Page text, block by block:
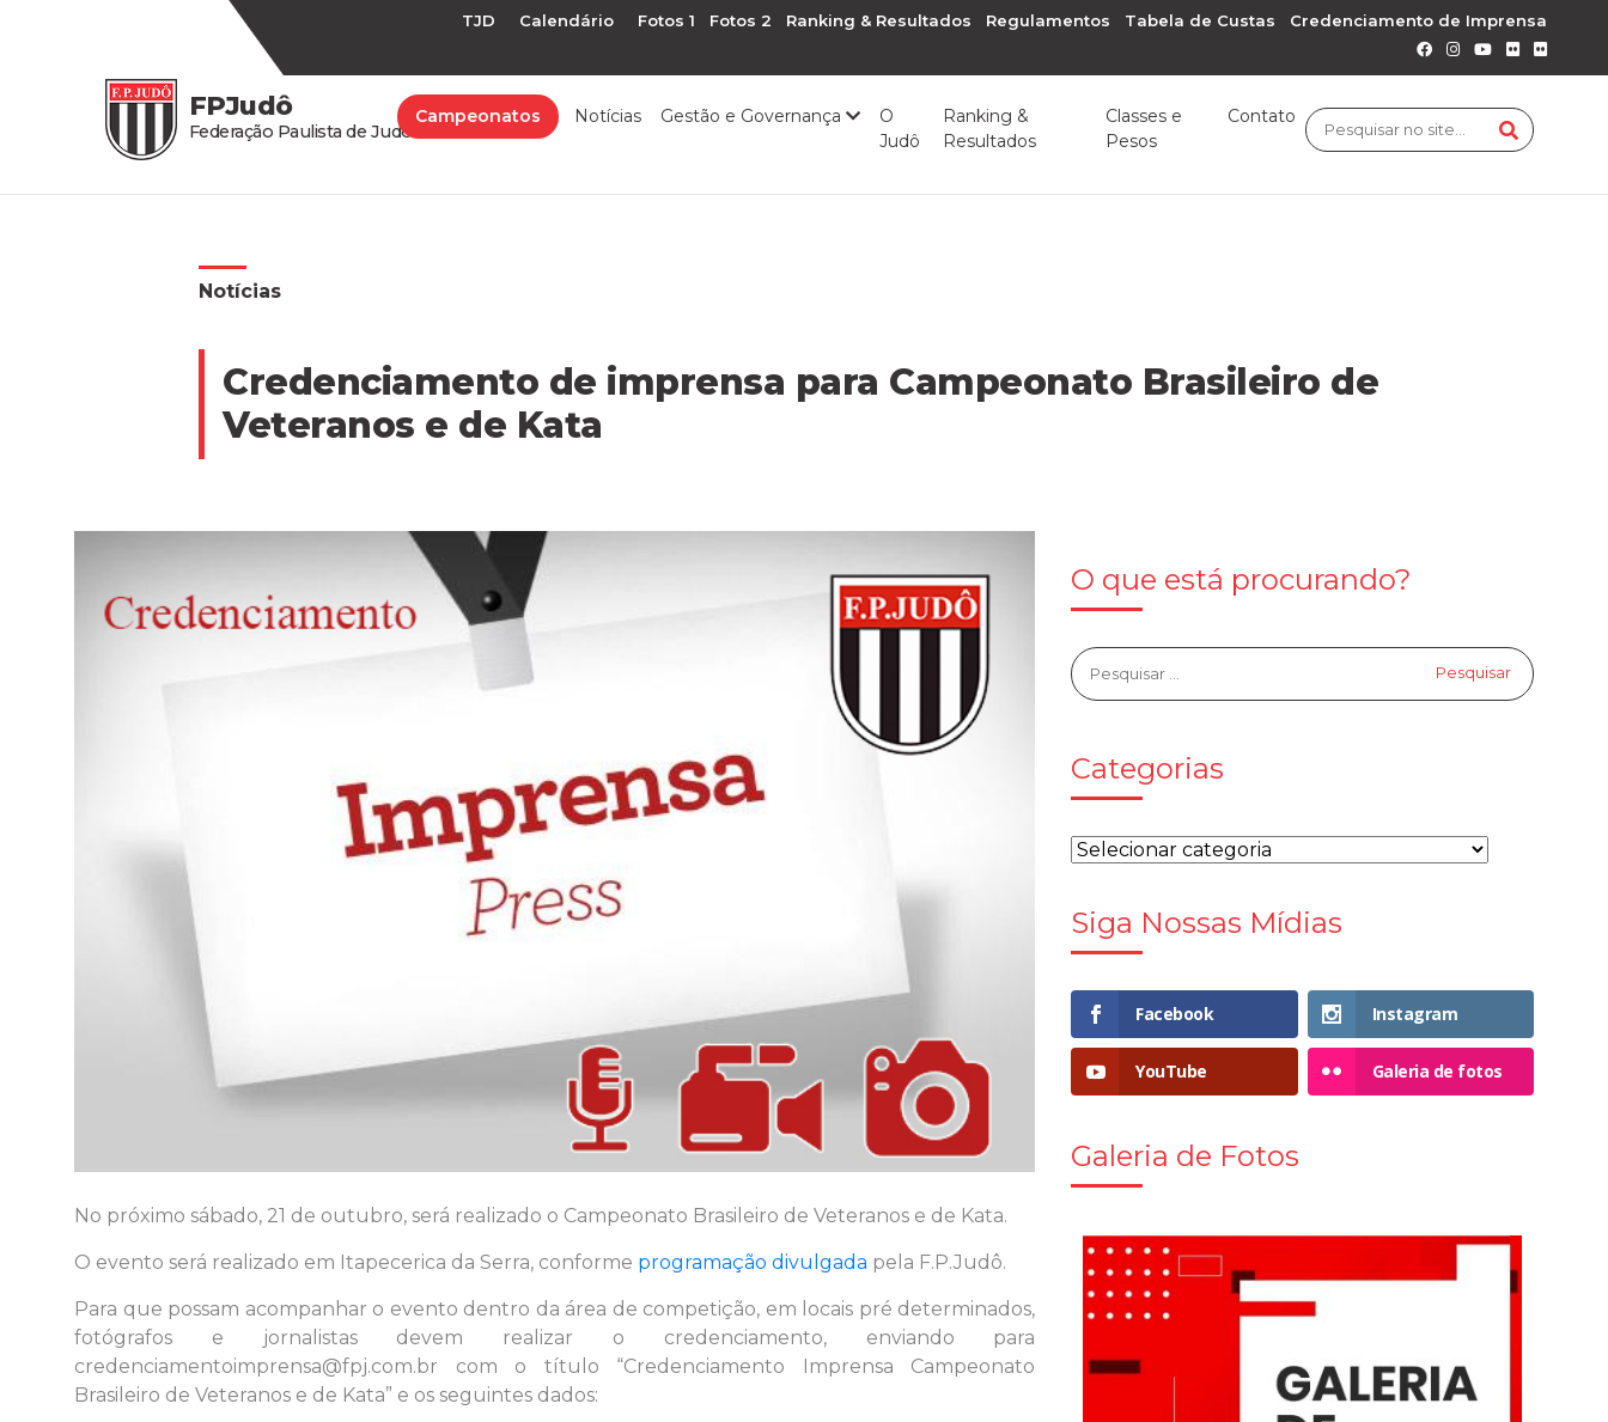
TJD Calendário Fotos 1 Fotos 2 Ranking & Resultados Regulamentos Tabela de Custas Credenciamento de Imprensa
FPJudô
Federação Paulista de Judô
Campeonatos Notícias Gestão e Governança
O
Judô
Ranking &
Resultados
Classes e
Pesos
Contato
Notícias
Credenciamento de imprensa para Campeonato Brasileiro de
Veteranos e de Kata
No próximo sábado, 21 de outubro, será realizado o Campeonato Brasileiro de Veteranos e de Kata.
O evento será realizado em Itapecerica da Serra, conforme programação divulgada pela F.P.Judô.
Para que possam acompanhar o evento dentro da área de competição, em locais pré determinados,
fotógrafos e jornalistas devem realizar o credenciamento, enviando para
credenciamentoimprensa@fpj.com.br com o título “Credenciamento Imprensa Campeonato
Brasileiro de Veteranos e de Kata” e os seguintes dados:
O que está procurando?
Categorias
Siga Nossas Mídias
Facebook Instagram
YouTube Galeria de fotos
Galeria de Fotos